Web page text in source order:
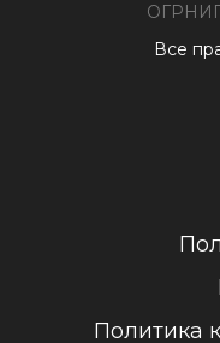
Все
Политика